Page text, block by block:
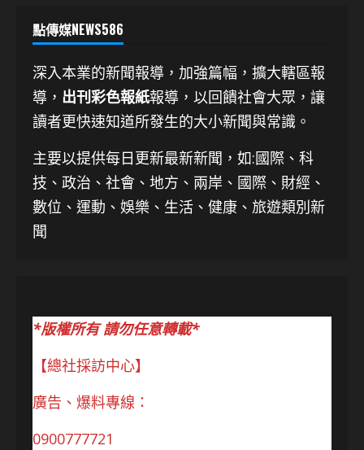
點傳媒NEWS586
深入本業的新聞報導，加強篇幅，擴大轄區報
導， 出刊彩色報紙報導，以回饋社會大眾，讓
讀者更快速知道所發生的大小新聞與常識。
主要以提供每日更新最新新聞 ，如:國際、科
技、 政治、社會、地方、兩岸、國際、財經、
數位、運動、娛樂、生活、健康、旅遊類別新
聞
*版權所有 請勿任意轉載*
【總社採訪中心】
廣告、爆料專線：
0900777721